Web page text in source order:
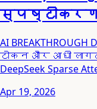
AI
टोकन और आधी
DeepSeek Sparse
Apr 19, 2026